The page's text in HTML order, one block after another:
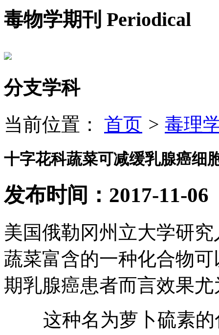
毒物学期刊 Periodical
分支学科
当前位置：
首页 > 毒理
十字花科蔬菜可减缓乳腺癌细
发布时间：2017-11-06
美国俄勒冈州立大学研
蔬菜富含的一种化合物
期乳腺癌患者而言效果
这种名为萝卜硫素的